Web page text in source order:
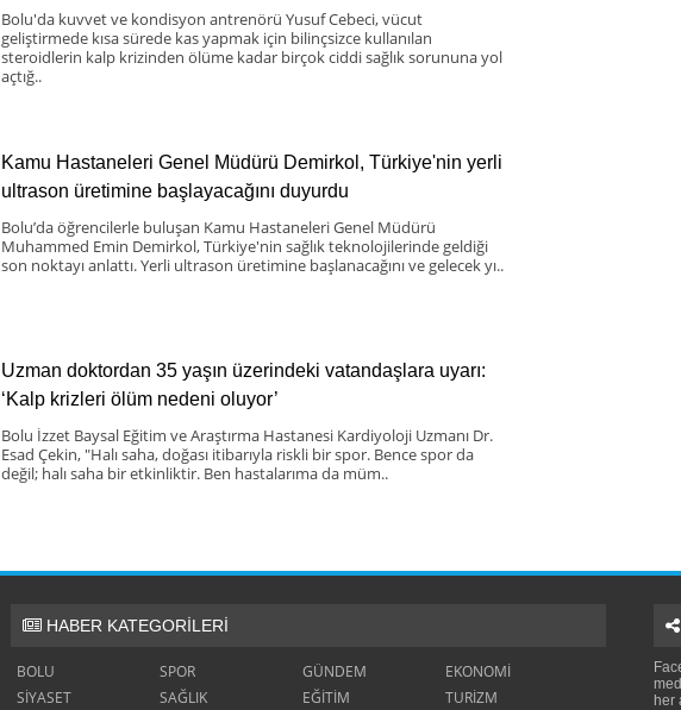
Bolu'da kuvvet ve kondisyon antrenörü Yusuf Cebeci, vücut
geliştirmede kısa sürede kas yapmak için bilinçsizce kullanılan
steroidlerin kalp krizinden ölüme kadar birçok ciddi sağlık sorununa yol
açtığ..
Kamu Hastaneleri Genel Müdürü Demirkol, Türkiye'nin yerli
ultrason üretimine başlayacağını duyurdu
Bolu’da öğrencilerle buluşan Kamu Hastaneleri Genel Müdürü
Muhammed Emin Demirkol, Türkiye'nin sağlık teknolojilerinde geldiği
son noktayı anlattı. Yerli ultrason üretimine başlanacağını ve gelecek yı..
Uzman doktordan 35 yaşın üzerindeki vatandaşlara uyarı:
‘Kalp krizleri ölüm nedeni oluyor’
Bolu İzzet Baysal Eğitim ve Araştırma Hastanesi Kardiyoloji Uzmanı Dr.
Esad Çekin, "Halı saha, doğası itibarıyla riskli bir spor. Bence spor da
değil; halı saha bir etkinliktir. Ben hastalarıma da müm..
HABER KATEGORİLERİ
BOLU SPOR GÜNDEM
EKONOMİ
SİYASET
SAĞLIK EĞİTİM TURİZM
her